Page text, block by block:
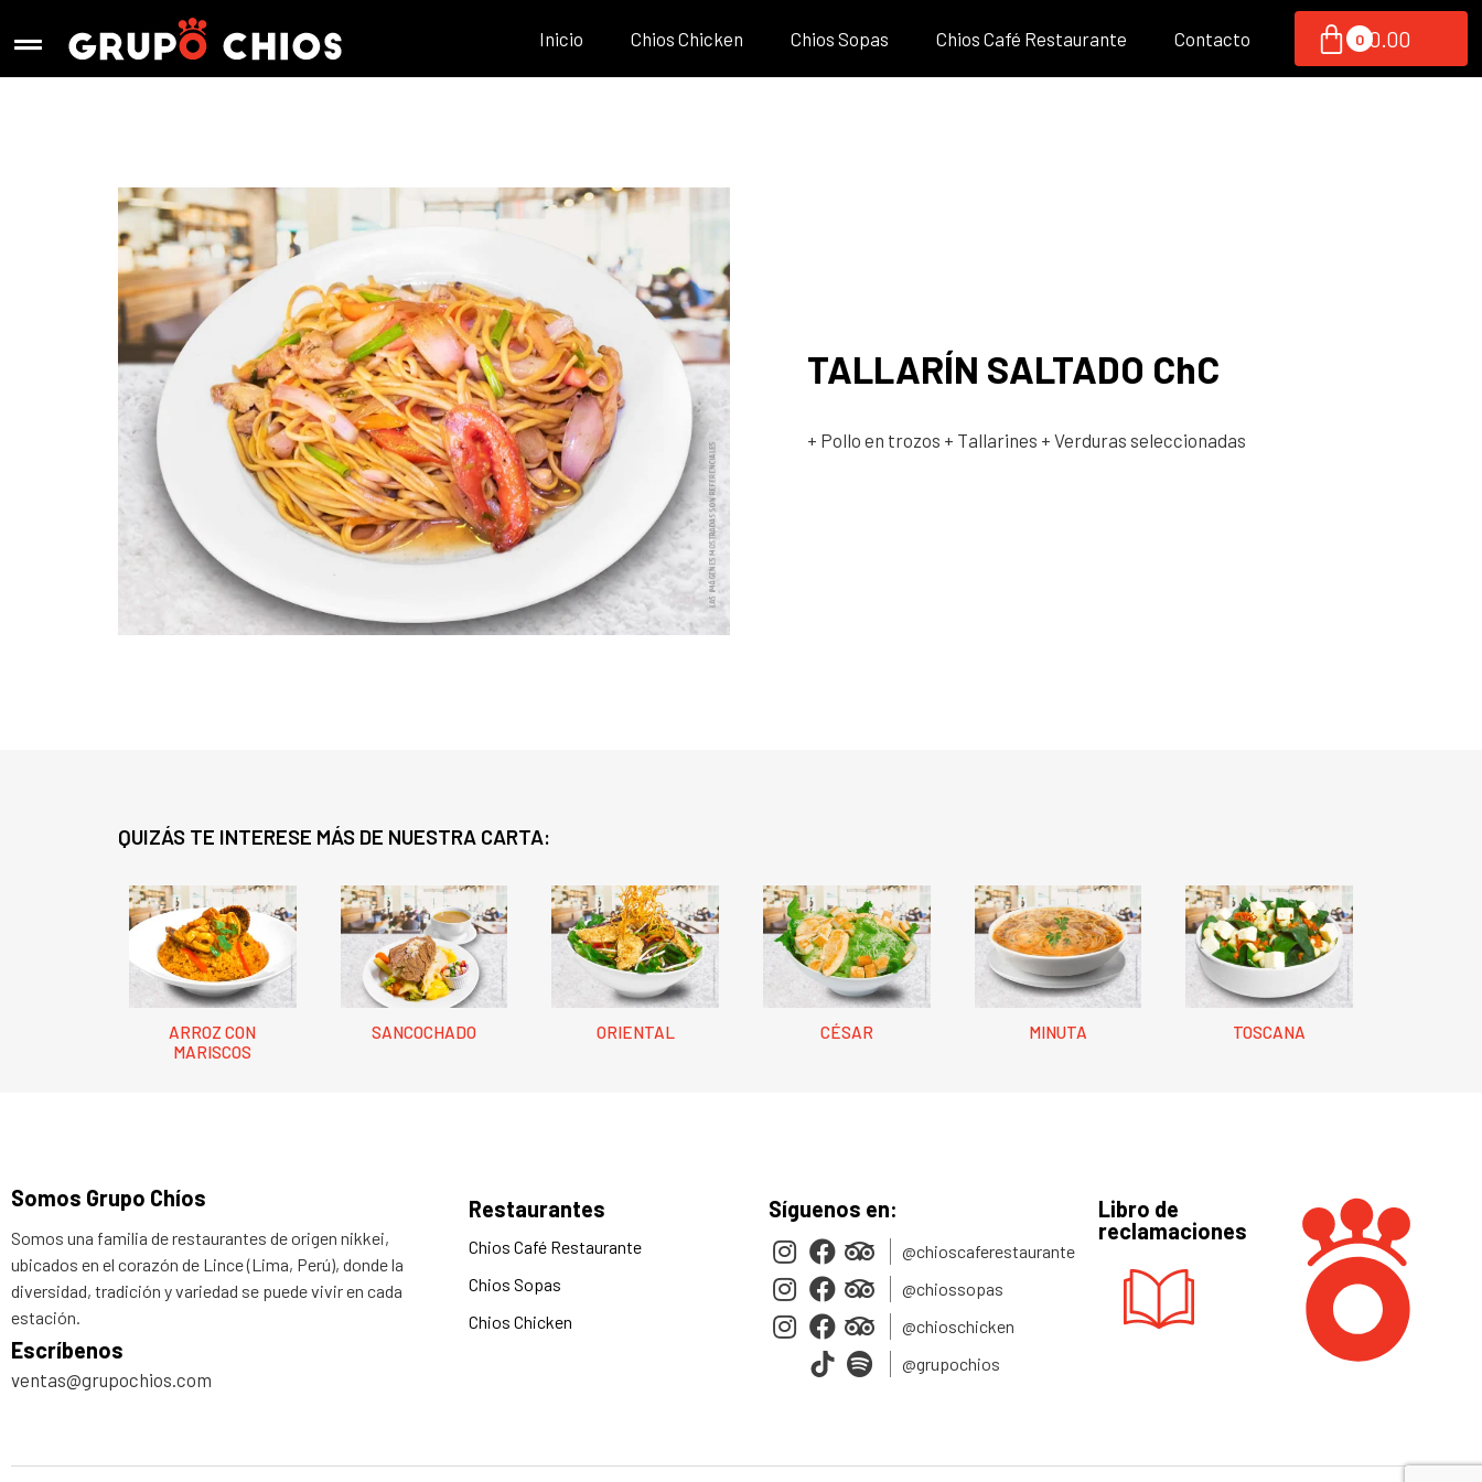
Inicio Chios Chicken Chios Sopas Chios Café Restaurante Contacto S/0.00
TALLARÍN SALTADO ChC
+ Pollo en trozos + Tallarines + Verduras seleccionadas
QUIZÁS TE INTERESE MÁS DE NUESTRA CARTA:
ARROZ CON
MARISCOS
SANCOCHADO ORIENTAL CÉSAR MINUTA TOSCANA
Somos Grupo Chíos
Somos una familia de restaurantes de origen nikkei,
ubicados en el corazón de Lince (Lima, Perú), donde la
diversidad, tradición y variedad se puede vivir en cada
estación.
Escríbenos
ventas@grupochios.com
Restaurantes
Chios Café Restaurante
Chios Sopas
Chios Chicken
Síguenos en:
@chioscaferestaurante
@chiossopas
@chioschicken
@grupochios
Libro de
reclamaciones